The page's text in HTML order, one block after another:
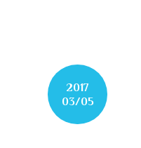
2017
03/05